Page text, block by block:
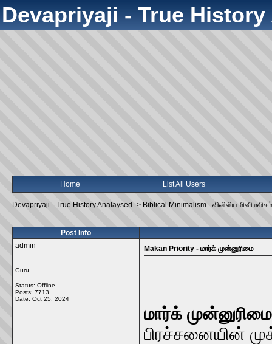
Devapriyaji - True
Home List All Users
Devapriyaji - True History Analaysed -> Biblical Minimalism - விவிலிய மினிமலிசம்
Post Info
admin
Guru
Status: Offline
Posts: 7713
Date: Oct 25, 2024
Makan Priority - மார்க் முன்னுரிமை
மார்க்
பிரச்சனையின்